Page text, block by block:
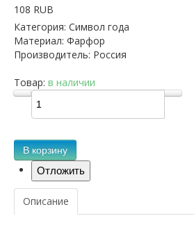
108 RUB
Категория: Символ года
Материал: Фарфор
Производитель: Россия
Товар: в наличии
В корзину
Описание